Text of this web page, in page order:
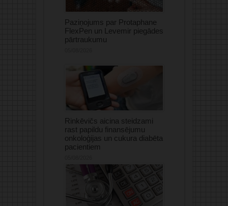
Paziņojums par Protaphane
FlexPen un Levemir piegādes
pārtraukumu
Rinkēvičs aicina steidzami
rast papildu finansējumu
onkoloģijas un cukura diabēta
pacientiem